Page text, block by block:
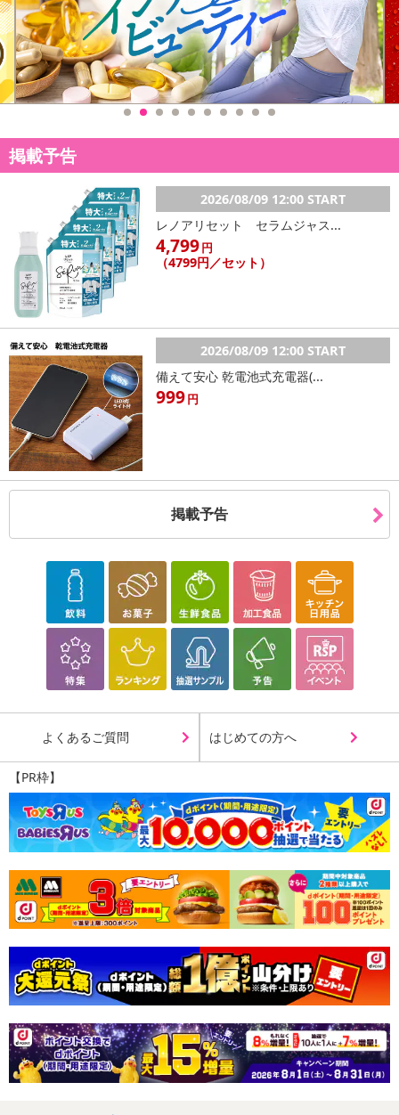
身 幅:51cm
生産国：中国
取扱い表示：水洗い〇/塩素系漂白×/タンブラー乾燥×/アイロン〇/ク
リーニング〇
すべて平置きサイズです。（計測に付きましては手測りとなります
ので 若干の誤差はご了承ください）
が、お客様が使用するパソコンのモニター設定や部屋の照明により
多少色の変化が感じられる場合がございます。
★海外生産のため、縫製の甘い部分や生地の継ぎ目の若干のズレや
多少のほつれや形やサイズ に多少の誤差が生じる場合がございま
す。
大量に仕入れている為に商品によってはシワなどが多い場合もござ
います。また、混紡繊維によって生地の織りに他繊維が混紡してい
る場合もございますが品質上の問題はございません。予めご理解下
さいますようお願い致します。
★同じ商品でも年中生産していますので“生産時期”や“カラー”により
形やサイズ，デザイン，色味に商品画像と“誤差”が生じる場合もご
ざいます。
★実際の色に近づけるため、タグのカラー名称と異なる場合がござ
います。
・原材料/材質/素材：ポリエステル
・商品カラー：ホワイト
・商品サイズ：L
・着用モデルサイズ：162cm
注意事項
【賞味・消費期限のある商品について】
商品到着時点でのお日持ち期間は、配送日数などにより異なります
のでご了承ください。
※お申込み後のキャンセルはお受けできません。
記載されている内容を必ずご確認いただき、お届けする商品セット
にご納得いただきましたうえでお申し込みください。
※パッケージ変更や商品リニューアル（成分など含む）等により、
参考の掲載画像や画像内のバーコードなど、お届け商品と多少異な
る場合がございます。
また、[新たな加工食品の原料原産地表示制度]の経過措置期間の終
了により、商品詳細内に記載の原産国・原材料の表記が旧表記の場
あらかじめご了承いただいた上でお申込みください。なお、本理由
によるお申込み後のキャンセル・返品交換は対応いたしかねます。
【お支払いについて】
※送料はお試し費用に含まれております。
※d払い、PayPay、au PAY、au PAY（auかんたん決済）、ソフトバ
ンクまとめて支払い、楽天ペイ、メルペイ、AEON Pay、Amazon
掲載予告
2026/08/09 12:00 START
レノアリセット セラムジャス...
4,799円
（4799円／セット）
2026/08/09 12:00 START
備えて安心 乾電池式充電器(...
999円
掲載予告
よくあるご質問 はじめての方へ
【PR枠】